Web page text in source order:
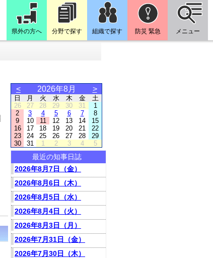
県外の方へ 分野で探す 組織で探す 防災 緊急 メニュー
< 2026年8月 >
日 月 火 水 木 金
土
26
27 28 29 30 31
1
2
3 4 5 6 7
8
9
10 11 12 13 14
15
16
17 18 19 20 21
22
23
24 25 26 27 28
29
30
31 1 2 3 4 5
最近の知事日誌
2026年8月7日（金）
2026年8月6日（木）
2026年8月5日（水）
2026年8月4日（火）
2026年8月3日（月）
2026年7月31日（金）
2026年7月30日（木）